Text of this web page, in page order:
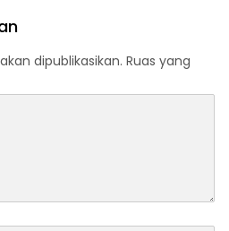
dipublikasikan. Ruas yang